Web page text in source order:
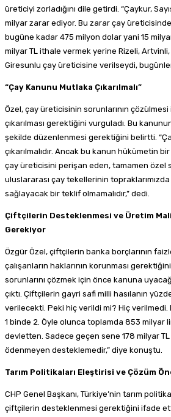
üreticiyi zorladığını dile getirdi. “Çaykur,
milyar zarar ediyor. Bu zarar çay
bugüne kadar 475 milyon dolar yani 15
milyar TL ithale vermek yerine Rizeli,
Giresunlu çay üreticisine verilseydi,
“Çay Kanunu Mutlaka Çıkarılmalı”
Özel, çay üreticisinin sorunlarının
çıkarılması gerektiğini vurguladı. Bu
şekilde düzenlenmesi gerektiğini belirtti.
çıkarılmalıdır. Ancak bu kanun hükümetin
çay üreticisini perişan eden, tamamen özel
uluslararası çay tekellerinin topraklarımızda
sağlayacak bir teklif olmamalıdır,” dedi.
Çiftçilerin Desteklenmesi ve Üretim
Gerekiyor
Özgür Özel, çiftçilerin banka borçlarının
çalışanların haklarının korunması
sorunlarını çözmek için önce kanuna
çıktı. Çiftçilerin gayri safi milli hasılanın
verilecekti. Peki hiç verildi mi? Hiç
1 binde 2. Öyle olunca toplamda 853 milyar
devletten. Sadece geçen sene 178 milyar
ödenmeyen desteklemedir,” diye konuştu.
Tarım Politikaları Eleştirisi ve Çözüm
CHP Genel Başkanı, Türkiye’nin tarım
çiftçilerin desteklenmesi gerektiğini ifade